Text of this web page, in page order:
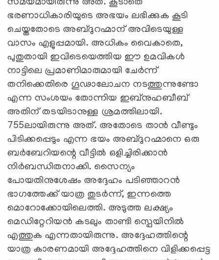
സമയമായിരുന്നു അത്. കൂടാതെ
ഭരണാധികാരിയുടെ അഭയം ലഭിക്കുക കൂടി
ചെയ്തതോടെ അബ്ദുറഹ്മാന് അവിടെയുള്ള
വാസം എളുപ്പമായി. അധികം വൈകാതെ,
പുതുതായി ഇവിടെയെത്തിയ ഈ ഉമവികള്‍
നാട്ടിലെ പ്രമാണിമാരുമായി ചേര്‍ന്ന്
തനിക്കെതിരെ ഗൂഢാലോചന നടത്തുന്നുണ്ടോ
എന്ന സംശയം തോന്നിയ ഇബ്നുഹബീബ്
അതിന് തടയിടാനുള്ള ശ്രമത്തിലായി.
755ലായിരുന്നു അത്. അതോടെ താന്‍ വീണ്ടും
പിടിക്കപ്പെടും എന്ന ഭയം അബ്ദുറഹ്മാനെ ഒരു
ബർബേറിയന്റെ വീട്ടിൽ ഒളിച്ചിരിക്കാൻ
നിർബന്ധിതനാക്കി. സൈന്യം
പോയതിനുശേഷം അദ്ദേഹം പടിഞ്ഞാറൻ
ഭാഗത്തേക്ക് യാത്ര തുടർന്ന്, ഇന്നത്തെ
മൊറോക്കോയിലെത്തി. അടുത്ത ലക്ഷ്യം
മെഡിറ്റേറിയൻ കടലും താണ്ടി സ്പെയിനിൽ
എത്തുക എന്നതായിരുന്നു. അദ്ദേഹത്തിന്റെ
യാത്ര കാരണമായി അദ്ദേഹത്തിനെ വിളിക്കപ്പെട്ട